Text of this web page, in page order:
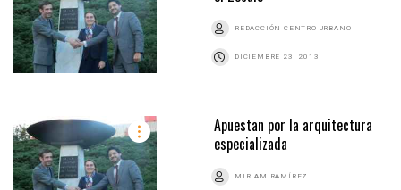
REDACCIÓN CENTRO URBANO
DICIEMBRE 23, 2013
Apuestan por la arquitectura
especializada
MIRIAM RAMÍREZ